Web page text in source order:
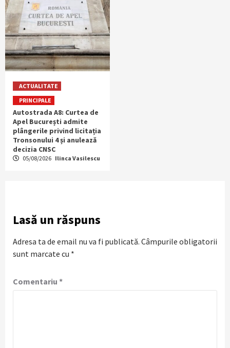
ACTUALITATE
PRINCIPALE
Autostrada A8: Curtea de
Apel București admite
plângerile privind licitația
Tronsonului 4 și anulează
decizia CNSC
05/08/2026 Ilinca Vasilescu
Lasă un răspuns
Adresa ta de email nu va fi publicată. Câmpurile obligatorii
sunt marcate cu *
Comentariu *